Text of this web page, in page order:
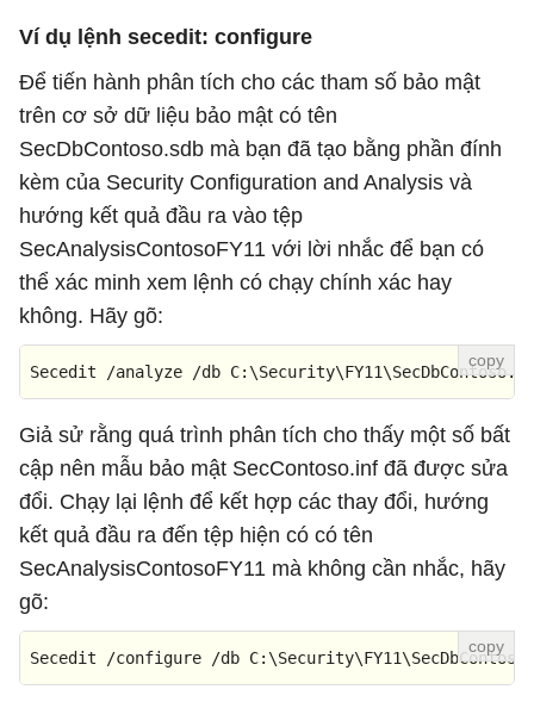
Ví dụ lệnh secedit: configure
Để tiến hành phân tích cho các tham số bảo mật
trên cơ sở dữ liệu bảo mật có tên
SecDbContoso.sdb mà bạn đã tạo bằng phần đính
kèm của Security Configuration and Analysis và
hướng kết quả đầu ra vào tệp
SecAnalysisContosoFY11 với lời nhắc để bạn có
thể xác minh xem lệnh có chạy chính xác hay
không. Hãy gõ:
Secedit /analyze /db
Giả sử rằng quá trình phân tích cho thấy một số bất
cập nên mẫu bảo mật SecContoso.inf đã được sửa
đổi. Chạy lại lệnh để kết hợp các thay đổi, hướng
kết quả đầu ra đến tệp hiện có có tên
SecAnalysisContosoFY11 mà không cần nhắc, hãy
gõ:
Secedit /configure /db